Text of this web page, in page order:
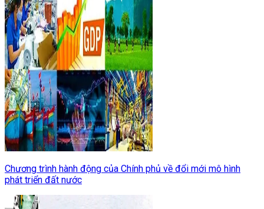
Chương trình hành động của Chính phủ về đổi mới mô hình
phát triển đất nước